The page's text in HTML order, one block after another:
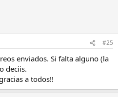
#25
enviados. Si falta alguno (la
deciis.
a todos!!